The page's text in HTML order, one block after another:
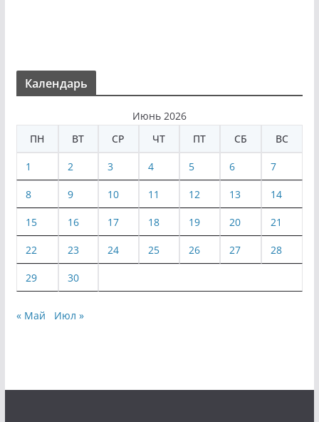
Календарь
Июнь 2026
ПН
ВТ СР ЧТ ПТ СБ ВС
1 2 3 4 5 6 7
8 9 10 11 12 13 14
15 16 17 18 19 20 21
22 23 24 25 26 27 28
29 30
« Май Июл »